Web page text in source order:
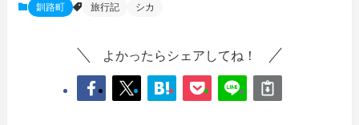
釧路町 旅行記 シカ
よかったらシェアしてね！